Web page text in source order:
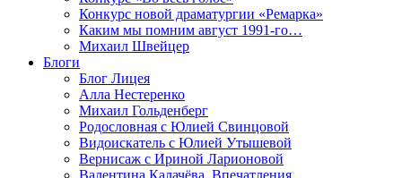
Конкурс новой драматургии «Ремарка»
Каким мы помним август 1991-го…
Михаил Швейцер
Блоги
Блог Лицея
Алла Нестеренко
Михаил Гольденберг
Родословная с Юлией Свинцовой
Видоискатель с Юлией Утышевой
Вернисаж с Ириной Ларионовой